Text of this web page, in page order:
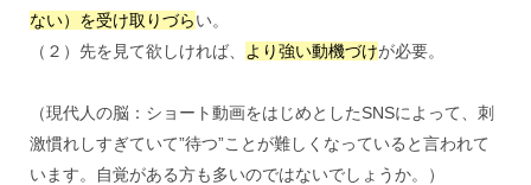
ない）を受け取りづらい。
（２）先を見て欲しければ、
より強い動機づけが必要。
（現代人の脳：ショート動画をはじめとしたSNSによって、刺
激慣れしすぎていて”待つ”ことが難しくなっていると言われて
います。自覚がある方も多いのではないでしょうか。）